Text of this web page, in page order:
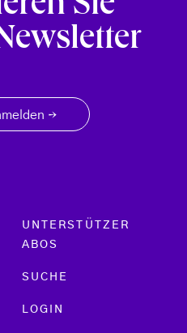
Sie
→
UNTERSTÜTZER
ABOS
SUCHE
LOGIN